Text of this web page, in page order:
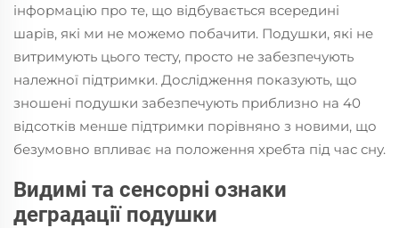
інформацію про те, що відбувається всередині
шарів, які ми не можемо побачити. Подушки, які не
витримують цього тесту, просто не забезпечують
належної підтримки. Дослідження показують, що
зношені подушки забезпечують приблизно на 40
відсотків менше підтримки порівняно з новими, що
безумовно впливає на положення хребта під час сну.
Видимі та сенсорні ознаки
деградації подушки